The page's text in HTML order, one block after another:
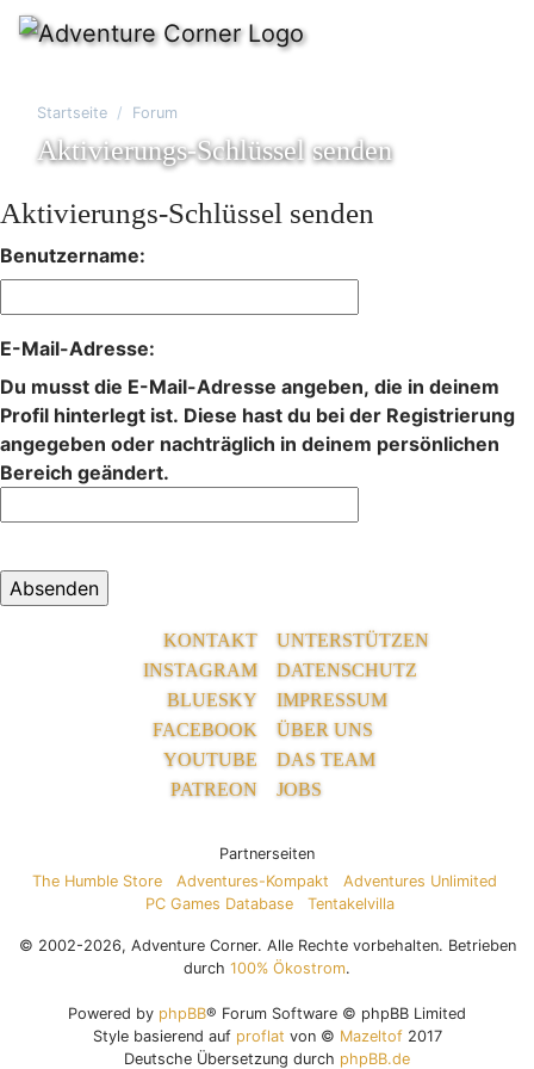
Startseite Forum
Aktivierungs-Schlüssel senden
Aktivierungs-Schlüssel senden
Benutzername:
E-Mail-Adresse:
Du musst die E-Mail-Adresse angeben, die in deinem
Profil hinterlegt ist. Diese hast du bei der Registrierung
angegeben oder nachträglich in deinem persönlichen
Bereich geändert.
KONTAKT
INSTAGRAM
BLUESKY
FACEBOOK
YOUTUBE
PATREON
UNTERSTÜTZEN
DATENSCHUTZ
IMPRESSUM
ÜBER UNS
DAS TEAM
JOBS
Partnerseiten
The Humble Store
Adventures-Kompakt
Adventures Unlimited
PC Games Database
Tentakelvilla
© 2002-2026, Adventure Corner. Alle Rechte vorbehalten. Betrieben
durch 100% Ökostrom.
Powered by phpBB® Forum Software © phpBB Limited
Style basierend auf proflat von © Mazeltof2017
Deutsche Übersetzung durch phpBB.de